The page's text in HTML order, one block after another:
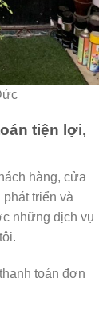
tiện lợi,
hàng, cửa
triển và
những dịch vụ
toán đơn